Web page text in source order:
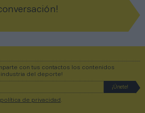
con tus contactos los contenidos
del deporte!
política de privacidad